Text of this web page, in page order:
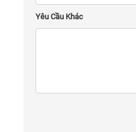
Yêu Cầu Khác